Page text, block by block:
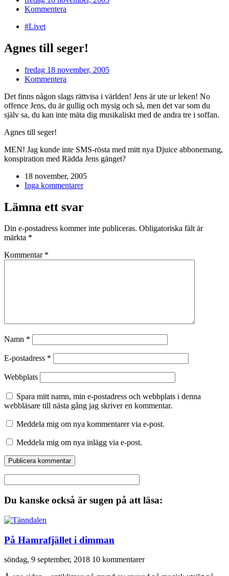
Kommentera
#Livet
Agnes till seger!
fredag 18 november, 2005
Kommentera
Det finns någon slags rättvisa i världen! Jens är ute ur leken! No
offence Jens, du är gullig och mysig och så, men det var som du
själv sa, du kan inte mäta dig musikaliskt med de andra tre i soffan.
Agnes till seger!
MEN! Jag kunde inte SMS-rösta med mitt nya Djuice abbonemang,
konspiration med Rädda Jens gänget?
18 november, 2005
Inga kommentarer
Lämna ett svar
Din e-postadress kommer inte publiceras. Obligatoriska fält är
märkta *
Kommentar *
Namn *
E-postadress *
Webbplats
Spara mitt namn, min e-postadress och webbplats i denna
webbläsare till nästa gång jag skriver en kommentar.
Meddela mig om nya kommentarer via e-post.
Meddela mig om nya inlägg via e-post.
Du kanske också är sugen på att läsa:
På Hamrafjället i dimman
söndag, 9 september, 2018 10 kommentarer